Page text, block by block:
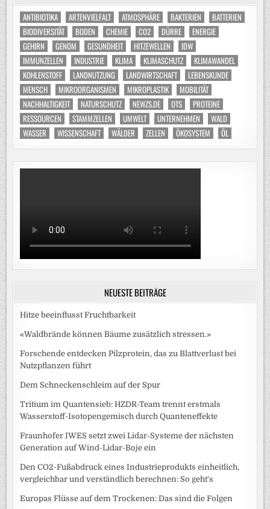
ANTIBIOTIKA ARTENVIELFALT ATMOSPHÄRE BAKTERIEN
BATTERIEN
BIODIVERSITÄT
BODEN CHEMIE CO2 DÜRRE
ENERGIE
GEHIRN
GENOM GESUNDHEIT HITZEWELLEN
IDW
IMMUNZELLEN
INDUSTRIE KLIMA KLIMASCHUTZ
KLIMAWANDEL
KOHLENSTOFF
LANDNUTZUNG LANDWIRTSCHAFT
LEBENSKUNDE
MENSCH
MIKROORGANISMEN MIKROPLASTIK
MOBILITÄT
NACHHALTIGKEIT
NATURSCHUTZ NEWZS.DE OTS
PROTEINE
RESSOURCEN
STAMMZELLEN UMWELT UNTERNEHMEN
WALD
WASSER
WISSENSCHAFT WÄLDER ZELLEN ÖKOSYSTEM ÖL
NEUESTE BEITRÄGE
Hitze beeinflusst Fruchtbarkeit
«Waldbrände können Bäume zusätzlich stressen.»
Forschende entdecken Pilzprotein, das zu Blattverlust bei
Nutzpflanzen führt
Dem Schneckenschleim auf der Spur
Tritium im Quantensieb: HZDR-Team trennt erstmals
Wasserstoff-Isotopengemisch durch Quanteneffekte
Fraunhofer IWES setzt zwei Lidar-Systeme der nächsten
Generation auf Wind-Lidar-Boje ein
Den CO2-Fußabdruck eines Industrieprodukts einheitlich,
vergleichbar und verständlich berechnen: So geht‘s
Europas Flüsse auf dem Trockenen: Das sind die Folgen